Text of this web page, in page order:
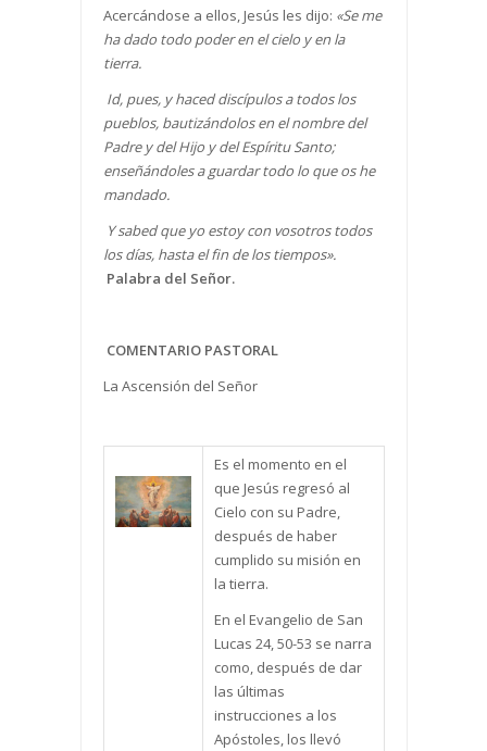
Acercándose a ellos, Jesús les dijo: «Se me
ha dado todo poder en el cielo y en la
tierra.
Id, pues, y haced discípulos a todos los
pueblos, bautizándolos en el nombre del
Padre y del Hijo y del Espíritu Santo;
enseñándoles a guardar todo lo que os he
mandado.
Y sabed que yo estoy con vosotros todos
los días, hasta el fin de los tiempos».
Palabra del Señor.
COMENTARIO PASTORAL
La Ascensión del Señor
Es el momento en el
que Jesús regresó al
Cielo con su Padre,
después de haber
cumplido su misión en
la tierra.
En el Evangelio de San
Lucas 24, 50-53 se narra
como, después de dar
las últimas
instrucciones a los
Apóstoles, los llevó